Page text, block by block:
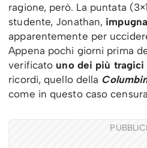
ragione, però. La puntata
studente, Jonathan,
apparentemente per
Appena pochi giorni prima
verificato uno dei più tragici
ricordi, quello della
come in questo caso